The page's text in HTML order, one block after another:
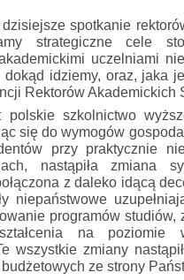
spotkanie
strategiczne cele
uczelniami
idziemy, oraz, jaka
Rektorów Akademickich
szkolnictwo
się do wymogów
przy praktycznie
nastąpiła zmiana
z daleko idącą
niepaństwowe
programów studiów,
na poziomie
wszystkie zmiany
ze strony